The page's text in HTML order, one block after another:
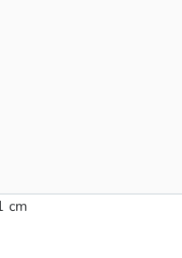
cm